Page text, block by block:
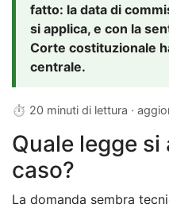
fatto: la data di
si applica, e con la
Corte costituzionale
centrale.
⏱ 20 minuti di lettura ·
Quale legge
caso?
La domanda sembra